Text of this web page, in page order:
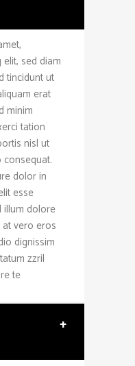
sed diam
tincidunt ut
erat
minim
tation
nisl ut
dolor in
esse
illum dolore
vero eros
dignissim
zzril
te
+